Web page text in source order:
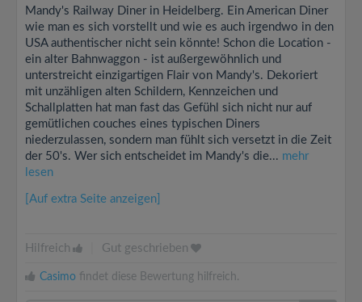
Mandy's Railway Diner in Heidelberg. Ein American Diner
wie man es sich vorstellt und wie es auch irgendwo in den
USA authentischer nicht sein könnte! Schon die Location -
ein alter Bahnwaggon - ist außergewöhnlich und
unterstreicht einzigartigen Flair von Mandy's. Dekoriert
mit unzähligen alten Schildern, Kennzeichen und
Schallplatten hat man fast das Gefühl sich nicht nur auf
gemütlichen couches eines typischen Diners
niederzulassen, sondern man fühlt sich versetzt in die Zeit
der 50's. Wer sich entscheidet im Mandy's die... mehr
lesen
[Auf extra Seite anzeigen]
Hilfreich Gut geschrieben
Casimo findet diese Bewertung hilfreich.